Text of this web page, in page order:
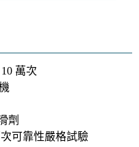
萬次
劑
可靠性嚴格試驗